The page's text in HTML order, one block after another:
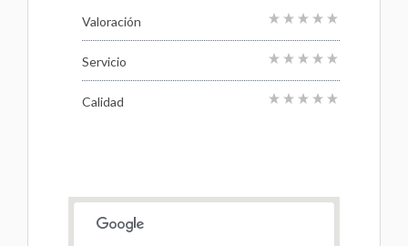
Valoración
Servicio
Calidad